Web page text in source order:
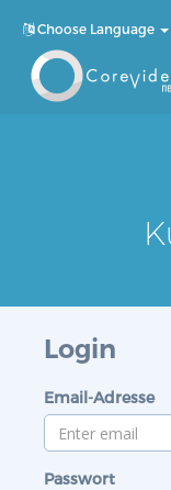
Choose Language
Login
Email-Adresse
Passwort